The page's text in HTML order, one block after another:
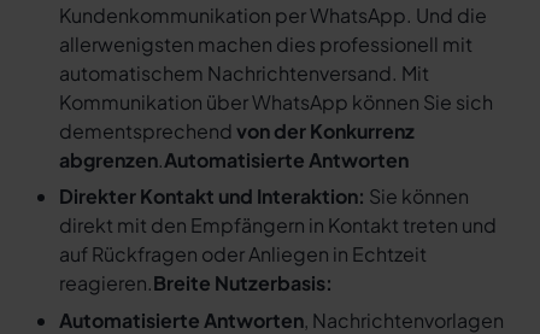
Kundenkommunikation per WhatsApp. Und die
allerwenigsten machen dies professionell mit
automatischem Nachrichtenversand. Mit
Kommunikation über WhatsApp können Sie sich
dementsprechendvon der Konkurrenz
abgrenzen.Automatisierte Antworten
Direkter Kontakt und Interaktion: Sie können
direkt mit den Empfängern in Kontakt treten und
auf Rückfragen oder Anliegen in Echtzeit
reagieren.Breite Nutzerbasis:
Automatisierte Antworten, Nachrichtenvorlagen